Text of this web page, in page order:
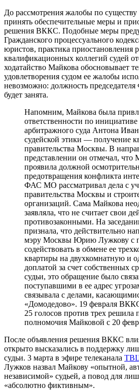
До рассмотрения жалобы по
принять обеспечительные меры и
решения ВККС. Подобные меры
Гражданского процессуального
юристов, практика приостановления
квалификационных коллегий судей
ходатайство Майкова обосновывает
удовлетворения судом ее жалобы
невозможно: должность
будет занята.
Напомним, Майкова была
ответственности по
арбитражного суда Антона
судейской этики — получение
правительства Москвы. В
представлении он отмечал, что
проявила должной
предотвращения конфликта
ФАС МО рассматривал дела с
правительства Москвы и
организаций. Сама Майкова
заявляла, что не считает свои
противозаконными. На
признала, что действительно
мэру Москвы Юрию Лужкову с
содействовать в обмене ее
квартиры на двухкомнатную и
доплатой за счет собственных
судьи, это обращение было
поступавшими в ее адрес
связывала с делами,
«Домодедово». 19 февраля
25 голосов против трех решила
полномочия Майковой с 20
После объявления решения ВККС
открыто высказались в поддержку
судьи. 3 марта в эфире телеканала
Лужков назвал Майкову «опытной,
независимой» судьей, а повод для
«абсолютно фиктивным».